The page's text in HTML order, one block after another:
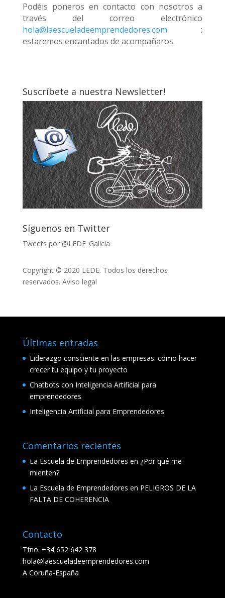
Podéis poneros en contacto con nosotros a
través del correo electrónico
hola@laescueladeemprendedores.com :
estaremos encantados de acompañaros.
Suscríbete a nuestra Newsletter!
Síguenos en Twitter
Tweets por @LEDE_Galicia
Copyright © 2020 LEDE. Todos los derechos
reservados. Aviso legal
Últimas entradas
Liderazgo consciente en las empresas: cómo hacer
crecer tu equipo y tu proyecto
Chatbots con Inteligencia Artificial para
emprendedores
Inteligencia Artificial para Emprendedores
Comentarios recientes
La Escuela de Emprendedores en ¿Por qué me
mienten?
La Escuela de Emprendedores en PELIGROS DE LA
FALTA DE COHERENCIA
Contacto
Tfno. +34 652 642 378
hola@laescueladeemprendedores.com
A Coruña-España